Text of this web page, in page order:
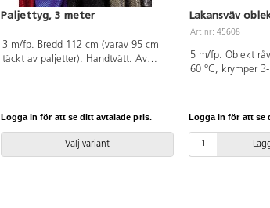
Paljettyg, 3 meter
3 m/fp. Bredd 112 cm (varav 95 cm
täckt av paljetter). Handtvätt. Av
Logga in för att se ditt avtalade pris.
Välj variant
Lakansväv
Art.nr: 45608
5 m/fp. Oblekt
60 °C, krymper
Logga in för att se